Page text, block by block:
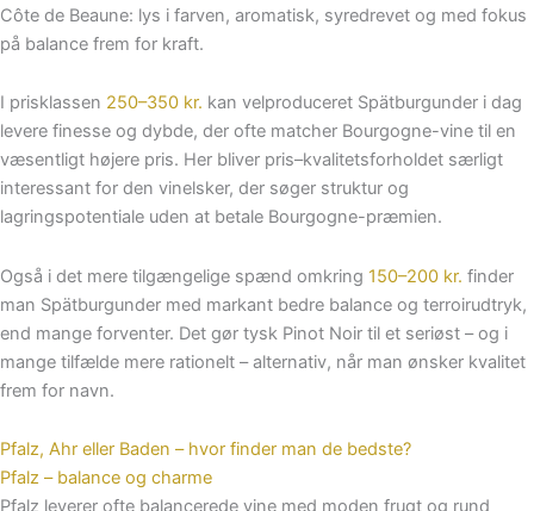
Côte de Beaune: lys i farven, aromatisk, syredrevet og med fokus
på balance frem for kraft.
I prisklassen 250–350 kr. kan velproduceret Spätburgunder i dag
levere finesse og dybde, der ofte matcher Bourgogne-vine til en
væsentligt højere pris. Her bliver pris–kvalitetsforholdet særligt
interessant for den vinelsker, der søger struktur og
lagringspotentiale uden at betale Bourgogne-præmien.
Også i det mere tilgængelige spænd omkring 150–200 kr. finder
man Spätburgunder med markant bedre balance og terroirudtryk,
end mange forventer. Det gør tysk Pinot Noir til et seriøst – og i
mange tilfælde mere rationelt – alternativ, når man ønsker kvalitet
frem for navn.
Pfalz, Ahr eller Baden – hvor finder man de bedste?
Pfalz – balance og charme